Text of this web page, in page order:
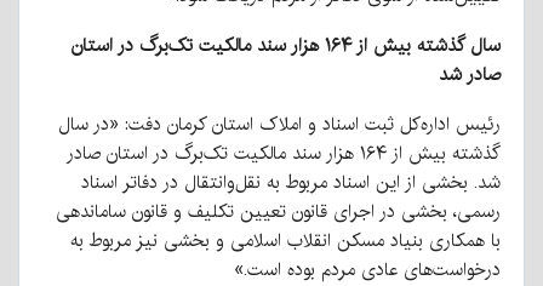
سال گذشته بیش از ۱۶۴ هزار سند مالکیت تک‌برگ در استان
صادر شد
رئیس اداره‌کل ثبت اسناد و املاک استان کرمان دفت: «در سال
گذشته بیش از ۱۶۴ هزار سند مالکیت تک‌برگ در استان صادر
شد. بخشی از این اسناد مربوط به نقل‌وانتقال در دفاتر اسناد
رسمی، بخشی در اجرای قانون تعیین تکلیف و قانون ساماندهی
با همکاری بنیاد مسکن انقلاب اسلامی و بخشی نیز مربوط به
درخواست‌های عادی مردم بوده است.»